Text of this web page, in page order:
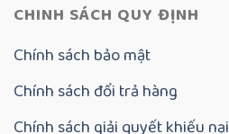
CHINH SÁCH QUY ĐỊNH
Chính sách bảo mật
Chính sách đổi trả hàng
Chính sách giải quyết khiếu nại